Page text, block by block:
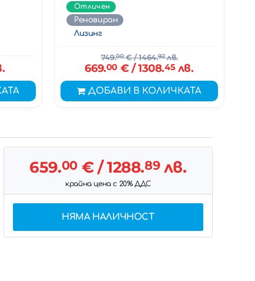
Отличен
Реновиран
Лизинг
749.00€/ 1464.92лв.
669.00€ / 1308.45лв.
ДОБАВИ В КОЛИЧКАТА
659.00€/ 1288.89лв.
крайна цена с 20% ДДС
НЯМА НАЛИЧНОСТ